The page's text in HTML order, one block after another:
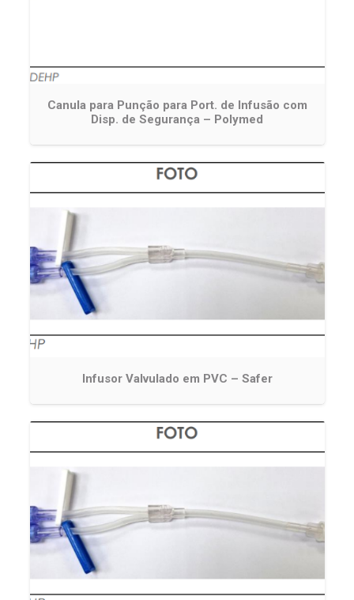
Canula para Punção para Port. de Infusão com
Disp. de Segurança – Polymed
Infusor Valvulado em PVC – Safer